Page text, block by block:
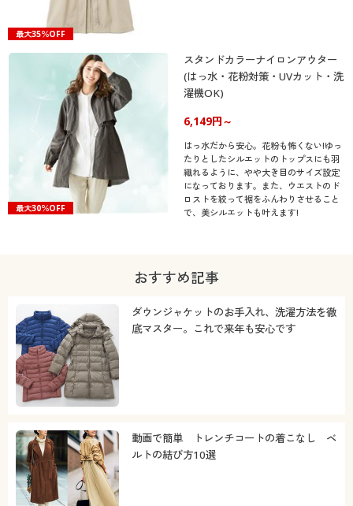
最大35％OFF
最大30％OFF
スタンドカラーナイロンアウター
(はっ水・花粉対策・UVカット・洗
濯機OK)
6,149円～
はっ水だから安心。花粉も怖くない!ゆっ
たりとしたシルエットのトップスにも羽
織れるように、やや大き目のサイズ設定
になっております。また、ウエストのド
ロストを絞って裾をふんわりさせること
で、美シルエットも叶えます!
おすすめ記事
ダウンジャケットのお手入れ、洗濯方法を徹
底マスター。これで来年も安心です
動画で簡単 トレンチコートの着こなし ベ
ルトの結び方10選